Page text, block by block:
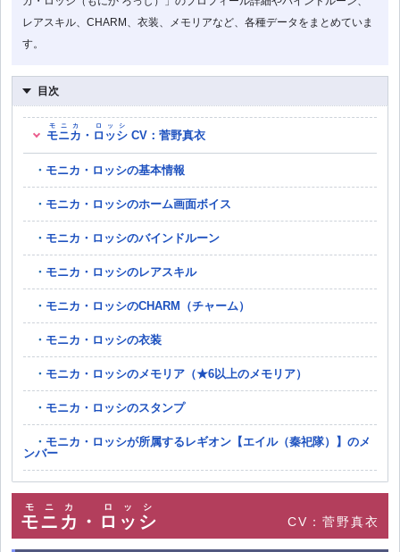
レアスキル、CHARM、衣装、メモリアなど、各種データをまとめていま
す。
目次
モニカ
モニカ
・ ロッシ
ロッシ
CV：菅野真衣
モニカ・ロッシの基本情報
モニカ・ロッシのホーム画面ボイス
モニカ・ロッシのバインドルーン
モニカ・ロッシのレアスキル
モニカ・ロッシのCHARM（チャーム）
モニカ・ロッシの衣装
モニカ・ロッシのメモリア（★6以上のメモリア）
モニカ・ロッシのスタンプ
モニカ・ロッシが所属するレギオン【エイル（秦祀隊）】のメ
ンバー
モニカ
モニカ
・ ロッシ
ロッシ
CV：菅野真衣